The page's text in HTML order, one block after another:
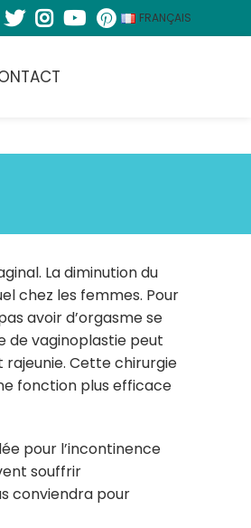
FRANÇAIS
La diminution du
chez les femmes. Pour
avoir d’orgasme se
de vaginoplastie peut
Cette chirurgie
fonction plus efficace
pour l’incontinence
souffrir
conviendra pour